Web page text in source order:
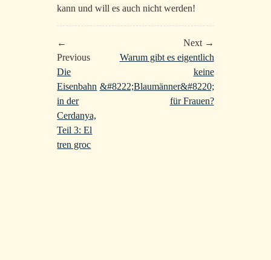
kann und will es auch nicht werden!
←
Previous
Die
Eisenbahn
in der
Cerdanya,
Teil 3: El
tren groc
Next →
Warum gibt es eigentlich
keine
&#8222;Blaumänner&#8220;
für Frauen?